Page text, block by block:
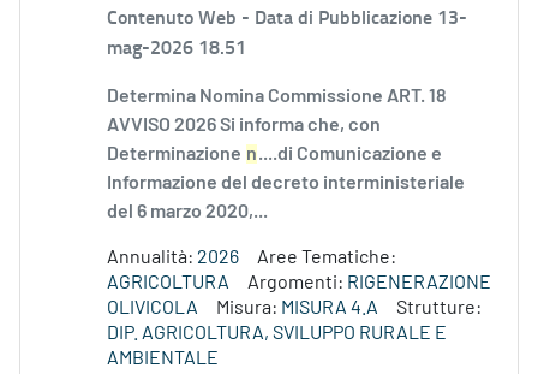
Contenuto Web - Data di Pubblicazione 13-
mag-2026 18.51
Determina Nomina Commissione ART. 18
AVVISO 2026 Si informa che, con
Determinazione n....di Comunicazione e
Informazione del decreto interministeriale
del 6 marzo 2020,...
Annualità: 2026
Aree Tematiche:
AGRICOLTURA
Argomenti: RIGENERAZIONE
OLIVICOLA
Misura: MISURA 4.A
Strutture:
DIP. AGRICOLTURA, SVILUPPO RURALE E
AMBIENTALE